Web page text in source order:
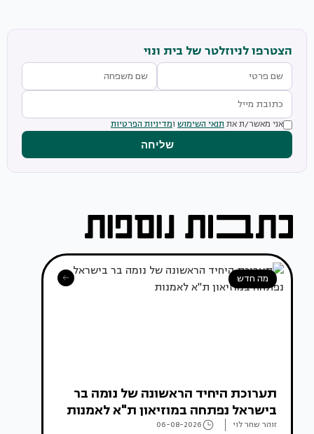
הצטרפו לניוזלטר של בית ונוי
אני מאשר/ת את תנאי השימוש ומדיניות הפרטיות
שליחה
מה חדש
תערוכת היחיד הראשונה של נומה בר
בישראל נפתחה במוזיאון ת"א לאמנות
זוהר שחר לוי 06-08-2026